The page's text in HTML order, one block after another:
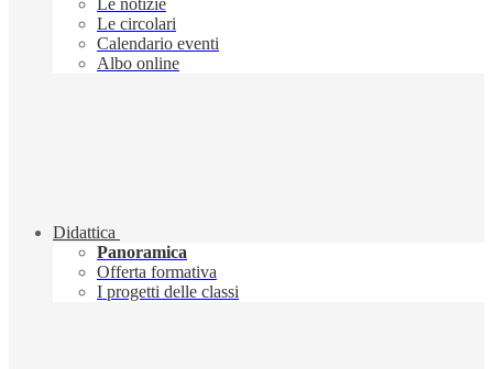
Le notizie
Le circolari
Calendario eventi
Albo online
Didattica
Panoramica
Offerta formativa
I progetti delle classi